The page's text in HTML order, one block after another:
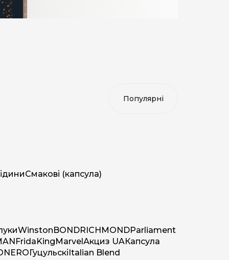
Смакові (капсула)
WinstonBONDRICHMONDParliament
FridaKingMarvelАкциз UAКапсула
NEROГуцульскіItalian Blend